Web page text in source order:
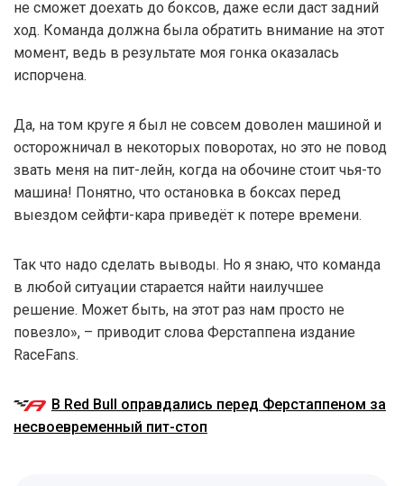
не сможет доехать до боксов, даже если даст задний
ход. Команда должна была обратить внимание на этот
момент, ведь в результате моя гонка оказалась
испорчена.
Да, на том круге я был не совсем доволен машиной и
осторожничал в некоторых поворотах, но это не повод
звать меня на пит-лейн, когда на обочине стоит чья-то
машина! Понятно, что остановка в боксах перед
выездом сейфти-кара приведёт к потере времени.
Так что надо сделать выводы. Но я знаю, что команда
в любой ситуации старается найти наилучшее
решение. Может быть, на этот раз нам просто не
повезло», – приводит слова Ферстаппена издание
RaceFans.
В Red Bull оправдались перед Ферстаппеном за
несвоевременный пит-стоп